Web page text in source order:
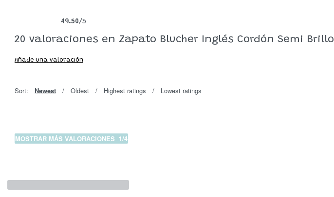
49.50/5
20 valoraciones en Zapato Blucher Inglés Cordón Semi Brillo
Añade una valoración
Sort: Newest Oldest Highest ratings Lowest ratings
MOSTRAR MÁS VALORACIONES /